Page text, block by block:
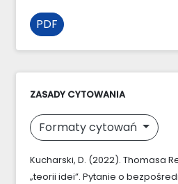
PDF
ZASADY CYTOWANIA
Formaty cytowań
Kucharski, D. (2022). Thomasa
„teorii idei”. Pytanie o